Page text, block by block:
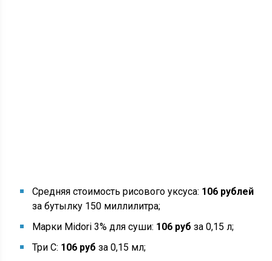
Средняя стоимость рисового уксуса: 106 рублей
за бутылку 150 миллилитра;
Марки Midori 3% для суши: 106 руб за 0,15 л;
Три С: 106 руб за 0,15 мл;